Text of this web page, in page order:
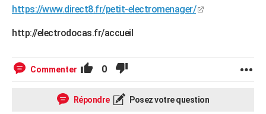
https://www.direct8.fr/petit-electromenager/
http://electrodocas.fr/accueil
Commenter 0
Répondre Posez votre question